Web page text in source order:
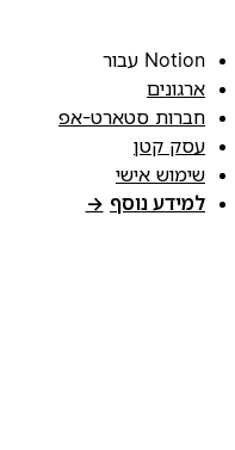
Notion עבור
ארגונים
חברות סטארט-אפ
עסק קטן
שימוש אישי
למידע נוסף →